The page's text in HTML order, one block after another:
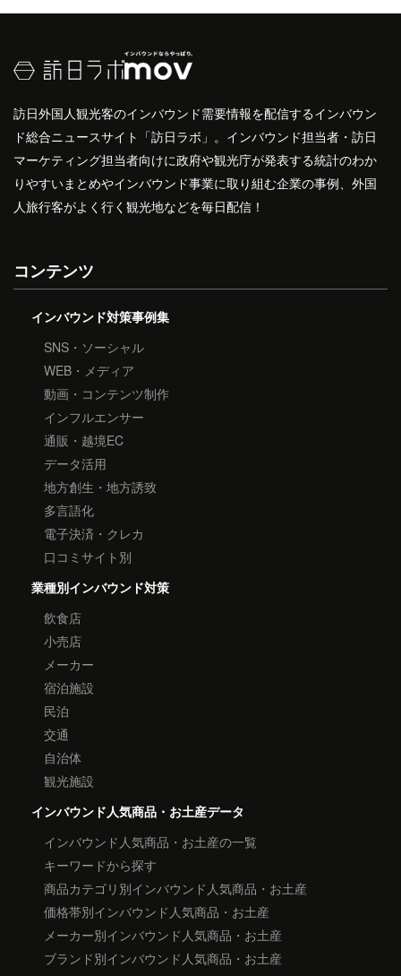
訪日外国人観光客のインバウンド需要情報を配信するインバウン
ド総合ニュースサイト「訪日ラボ」。インバウンド担当者・訪日
マーケティング担当者向けに政府や観光庁が発表する統計のわか
りやすいまとめやインバウンド事業に取り組む企業の事例、外国
人旅行客がよく行く観光地などを毎日配信！
コンテンツ
インバウンド対策事例集
SNS・ソーシャル
WEB・メディア
動画・コンテンツ制作
インフルエンサー
通販・越境EC
データ活用
地方創生・地方誘致
多言語化
電子決済・クレカ
口コミサイト別
業種別インバウンド対策
飲食店
小売店
メーカー
宿泊施設
民泊
交通
自治体
観光施設
インバウンド人気商品・お土産データ
インバウンド人気商品・お土産の一覧
キーワードから探す
商品カテゴリ別インバウンド人気商品・お土産
価格帯別インバウンド人気商品・お土産
メーカー別インバウンド人気商品・お土産
ブランド別インバウンド人気商品・お土産